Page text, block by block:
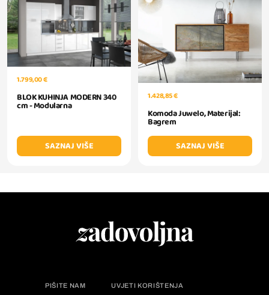
1.799,00 €
BLOK KUHINJA MODERN 340
cm - Modularna
SAZNAJ VIŠE
1.428,85 €
Komoda Juwelo, Materijal:
Bagrem
SAZNAJ VIŠE
PIŠITE NAM UVJETI KORIŠTENJA